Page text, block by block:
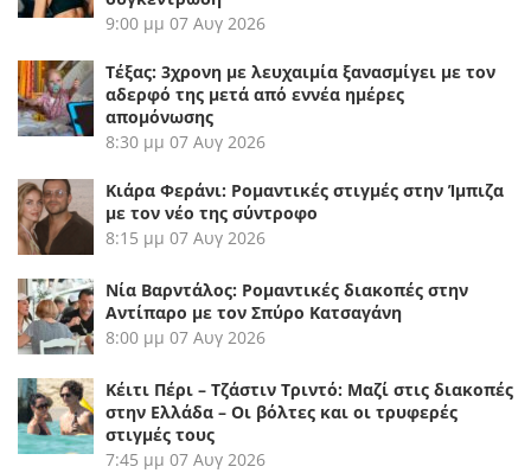
9:00 μμ 07 Αυγ 2026
Τέξας: 3χρονη με λευχαιμία ξανασμίγει με τον
αδερφό της μετά από εννέα ημέρες
απομόνωσης
8:30 μμ 07 Αυγ 2026
Κιάρα Φεράνι: Ρομαντικές στιγμές στην Ίμπιζα
με τον νέο της σύντροφο
8:15 μμ 07 Αυγ 2026
Νία Βαρντάλος: Ρομαντικές διακοπές στην
Αντίπαρο με τον Σπύρο Κατσαγάνη
8:00 μμ 07 Αυγ 2026
Κέιτι Πέρι – Τζάστιν Τριντό: Μαζί στις διακοπές
στην Ελλάδα – Οι βόλτες και οι τρυφερές
στιγμές τους
7:45 μμ 07 Αυγ 2026